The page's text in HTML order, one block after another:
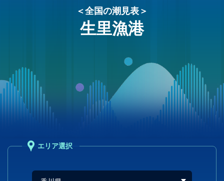
＜全国の潮見表＞
生里漁港
エリア選択